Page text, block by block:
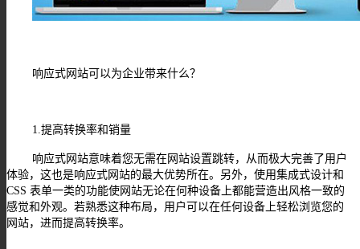
响应式网站可以为企业带来什么？
1.提高转换率和销量
响应式网站意味着您无需在网站设置跳转，从而极大完善了用户
体验，这也是响应式网站的最大优势所在。另外，使用集成式设计和
CSS 表单一类的功能使网站无论在何种设备上都能营造出风格一致的
感觉和外观。若熟悉这种布局，用户可以在任何设备上轻松浏览您的
网站，进而提高转换率。